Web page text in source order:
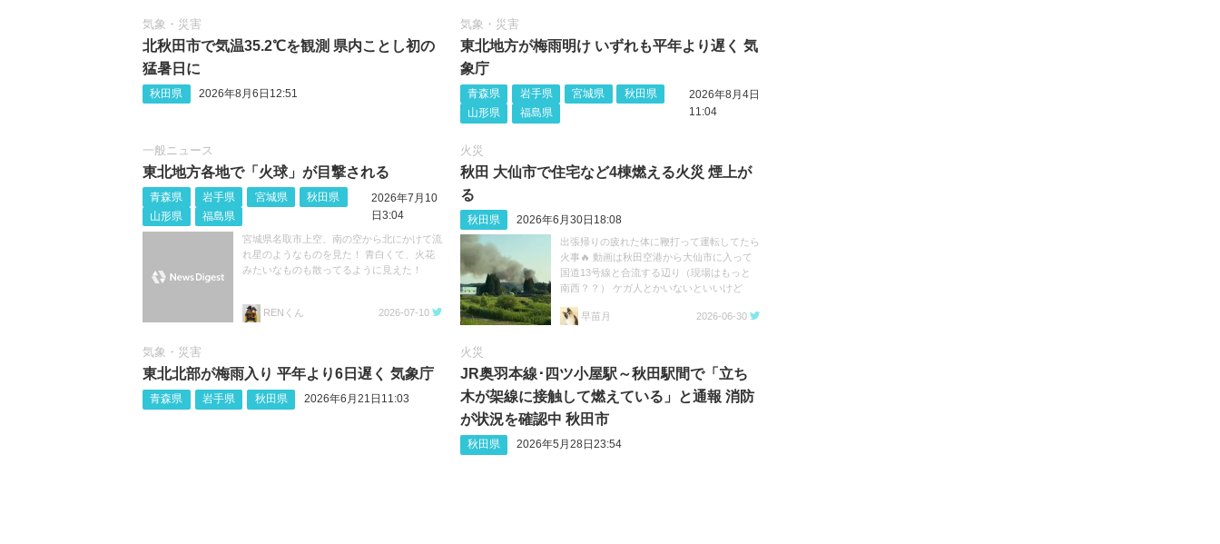
気象・災害
北秋田市で気温35.2℃を観測 県内ことし初の
猛暑日に
秋田県 2026年8月6日12:51
気象・災害
東北地方が梅雨明け いずれも平年より遅く 気
象庁
青森県 岩手県 宮城県
秋田県
山形県
福島県
2026年8月4日
11:04
一般ニュース
東北地方各地で「火球」が目撃される
青森県 岩手県 宮城県
秋田県
山形県
福島県
2026年7月10
日3:04
宮城県名取市上空、南の空から北にかけて流
れ星のようなものを見た！ 青白くて、火花
みたいなものも散ってるように見えた！
RENくん 2026-07-10
火災
秋田 大仙市で住宅など4棟燃える火災 煙上が
る
秋田県 2026年6月30日18:08
出張帰りの疲れた体に鞭打って運転してたら
火事🔥 動画は秋田空港から大仙市に入って
国道13号線と合流する辺り（現場はもっと
南西？？） ケガ人とかいないといいけど
早苗月
2026-06-30
気象・災害
東北北部が梅雨入り 平年より6日遅く 気象庁
青森県 岩手県 秋田県 2026年6月21日11:03
火災
JR奥羽本線･四ツ小屋駅～秋田駅間で「立ち
木が架線に接触して燃えている」と通報 消防
が状況を確認中 秋田市
秋田県 2026年5月28日23:54